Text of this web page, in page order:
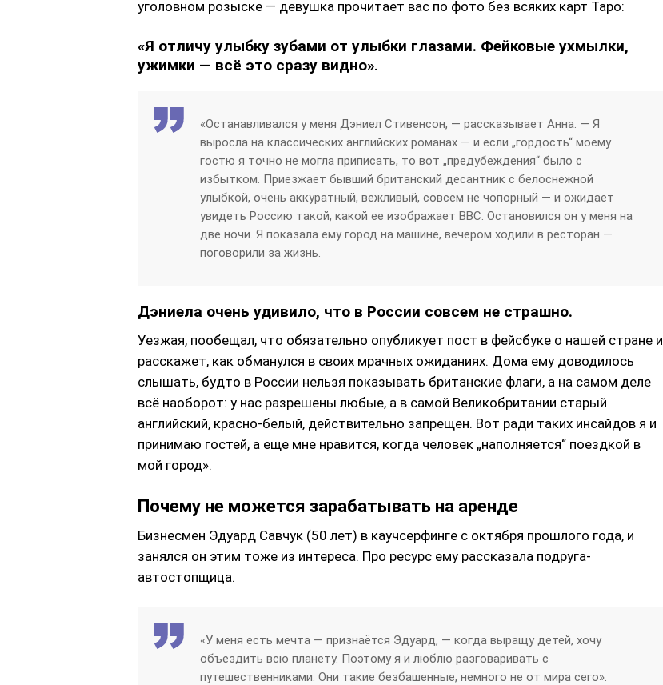
уголовном розыске — девушка прочитает вас по фото без всяких карт Таро:
«Я отличу улыбку зубами от улыбки глазами. Фейковые ухмылки,
ужимки — всё это сразу видно».
«Останавливался у меня Дэниел Стивенсон, — рассказывает Анна. — Я
выросла на классических английских романах — и если „гордость“ моему
гостю я точно не могла приписать, то вот „предубеждения“ было с
избытком. Приезжает бывший британский десантник с белоснежной
улыбкой, очень аккуратный, вежливый, совсем не чопорный — и ожидает
увидеть Россию такой, какой ее изображает BBC. Остановился он у меня на
две ночи. Я показала ему город на машине, вечером ходили в ресторан —
поговорили за жизнь.
Дэниела очень удивило, что в России совсем не страшно.
Уезжая, пообещал, что обязательно опубликует пост в фейсбуке о нашей стране и
расскажет, как обманулся в своих мрачных ожиданиях. Дома ему доводилось
слышать, будто в России нельзя показывать британские флаги, а на самом деле
всё наоборот: у нас разрешены любые, а в самой Великобритании старый
английский, красно-белый, действительно запрещен. Вот ради таких инсайдов я и
принимаю гостей, а еще мне нравится, когда человек „наполняется“ поездкой в
мой город».
Почему не можется зарабатывать на аренде
Бизнесмен Эдуард Савчук (50 лет) в каучсерфинге с октября прошлого года, и
занялся он этим тоже из интереса. Про ресурс ему рассказала подруга-
автостопщица.
«У меня есть мечта — признаётся Эдуард, — когда выращу детей, хочу
объездить всю планету. Поэтому я и люблю разговаривать с
путешественниками. Они такие безбашенные, немного не от мира сего».